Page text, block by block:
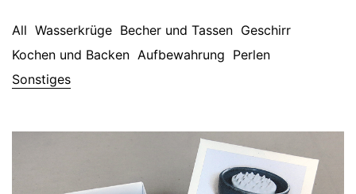
All Wasserkrüge Becher und Tassen Geschirr
Kochen und Backen Aufbewahrung Perlen
Sonstiges